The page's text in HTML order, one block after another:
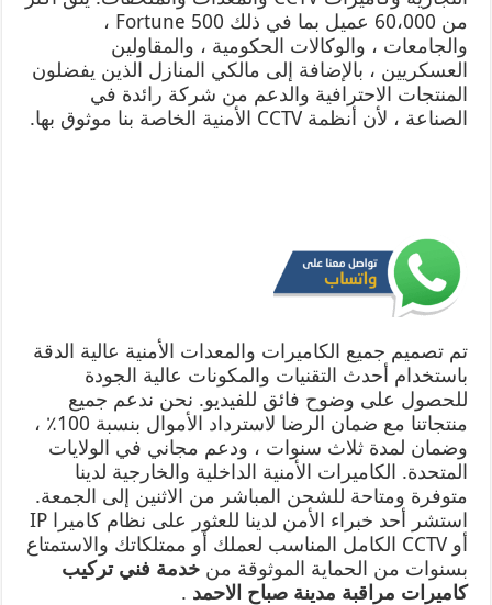
من 60،000 عميل بما في ذلك Fortune 500 ،
والجامعات ، والوكالات الحكومية ، والمقاولين
العسكريين ، بالإضافة إلى مالكي المنازل الذين يفضلون
المنتجات الاحترافية والدعم من شركة رائدة في
الصناعة ، لأن أنظمة CCTV الأمنية الخاصة بنا موثوق بها.
تم تصميم جميع الكاميرات والمعدات الأمنية عالية الدقة
باستخدام أحدث التقنيات والمكونات عالية الجودة
للحصول على وضوح فائق للفيديو. نحن ندعم جميع
منتجاتنا مع ضمان الرضا لاسترداد الأموال بنسبة 100٪ ،
وضمان لمدة ثلاث سنوات ، ودعم مجاني في الولايات
المتحدة. الكاميرات الأمنية الداخلية والخارجية لدينا
متوفرة ومتاحة للشحن المباشر من الاثنين إلى الجمعة.
استشر أحد خبراء الأمن لدينا للعثور على نظام كاميرا IP
أو CCTV الكامل المناسب لعملك أو ممتلكاتك والاستمتاع
بسنوات من الحماية الموثوقة من خدمة فني تركيب
كاميرات مراقبة مدينة صباح الاحمد .